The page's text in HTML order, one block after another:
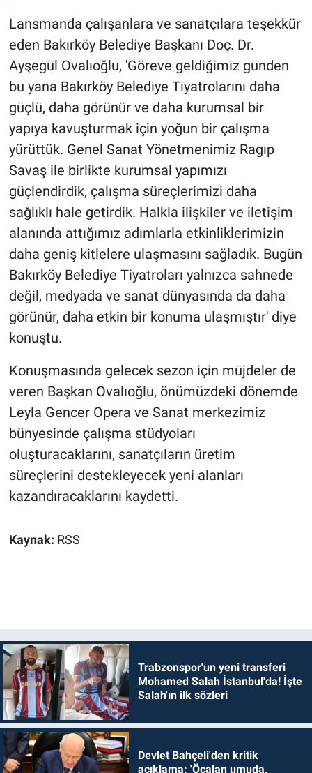
Lansmanda çalışanlara ve sanatçılara teşekkür
eden Bakırköy Belediye Başkanı Doç. Dr.
Ayşegül Ovalıoğlu, 'Göreve geldiğimiz günden
bu yana Bakırköy Belediye Tiyatrolarını daha
güçlü, daha görünür ve daha kurumsal bir
yapıya kavuşturmak için yoğun bir çalışma
yürüttük. Genel Sanat Yönetmenimiz Ragıp
Savaş ile birlikte kurumsal yapımızı
güçlendirdik, çalışma süreçlerimizi daha
sağlıklı hale getirdik. Halkla ilişkiler ve iletişim
alanında attığımız adımlarla etkinliklerimizin
daha geniş kitlelere ulaşmasını sağladık. Bugün
Bakırköy Belediye Tiyatroları yalnızca sahnede
değil, medyada ve sanat dünyasında da daha
görünür, daha etkin bir konuma ulaşmıştır' diye
konuştu.
Konuşmasında gelecek sezon için müjdeler de
veren Başkan Ovalıoğlu, önümüzdeki dönemde
Leyla Gencer Opera ve Sanat merkezimiz
bünyesinde çalışma stüdyoları
oluşturacaklarını, sanatçıların üretim
süreçlerini destekleyecek yeni alanları
kazandıracaklarını kaydetti.
Kaynak: RSS
Trabzonspor'un yeni transferi
Mohamed Salah İstanbul'da! İşte
Salah'ın ilk sözleri
Devlet Bahçeli'den kritik
açıklama: 'Öcalan umuda,